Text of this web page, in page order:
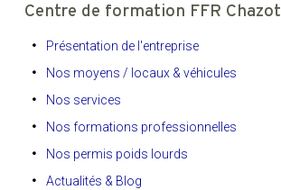
Centre de formation FFR Chazot
Présentation de l'entreprise
Nos moyens / locaux & véhicules
Nos services
Nos formations professionnelles
Nos permis poids lourds
Actualités & Blog